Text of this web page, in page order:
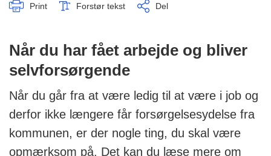
Print Forstør tekst Del
Når du har fået arbejde og bliver
selvforsørgende
Når du går fra at være ledig til at være i job og
derfor ikke længere får forsørgelsesydelse fra
kommunen, er der nogle ting, du skal være
opmærksom på. Det kan du læse mere om